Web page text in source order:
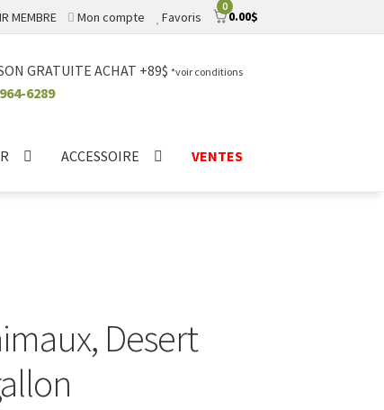
0
0.00$
MEMBRE Mon compte Favoris
GRATUITE ACHAT +89$ *voir conditions
6289
ACCESSOIRE VENTES
Desert